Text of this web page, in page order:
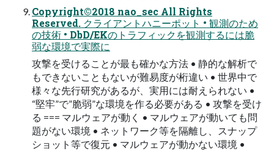
Copyright©2018 nao_sec All Rights
Reserved. クライアントハニーポット • 観測のため
の技術 • DbD/EKのトラフィックを観測するには脆
弱な環境で実際に
攻撃を受けることが最も確かな方法 • 静的な解析で
もできないこともないが難易度が桁違い • 世界中で
様々な先行研究があるが、実用には耐えられない •
“堅牢”で”脆弱”な環境を作る必要がある • 攻撃を受け
る === マルウェアが動く • マルウェアが動いても問
題がない環境 • ネットワーク等を隔離し、スナップ
ショット等で復元 • マルウェアが動かない環境 •